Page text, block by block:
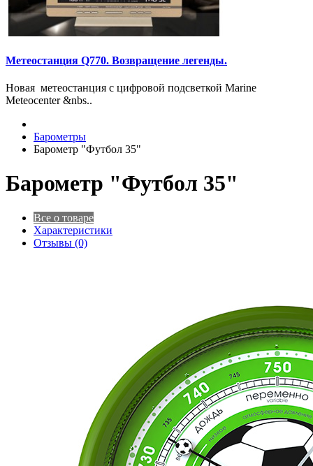
Метеостанция Q770. Возвращение легенды.
Новая метеостанция с цифровой подсветкой Marine
Meteocenter &nbs..
Барометры
Барометр "Футбол 35"
Барометр "Футбол 35"
Все о товаре
Характеристики
Отзывы (0)